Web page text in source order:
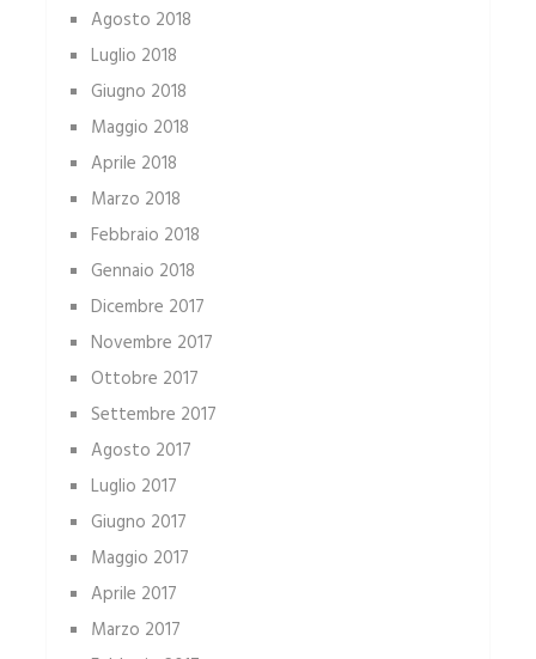
Agosto 2018
Luglio 2018
Giugno 2018
Maggio 2018
Aprile 2018
Marzo 2018
Febbraio 2018
Gennaio 2018
Dicembre 2017
Novembre 2017
Ottobre 2017
Settembre 2017
Agosto 2017
Luglio 2017
Giugno 2017
Maggio 2017
Aprile 2017
Marzo 2017